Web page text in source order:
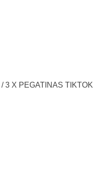
/ 3 X PEGATINAS TIKTOK